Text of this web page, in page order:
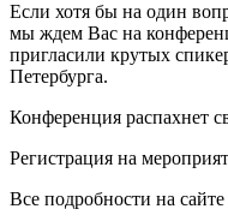
Если хотя бы на один
мы ждем Вас на
пригласили крутых
Петербурга.
Конференция распахнет
Регистрация на
Все подробности на сайте